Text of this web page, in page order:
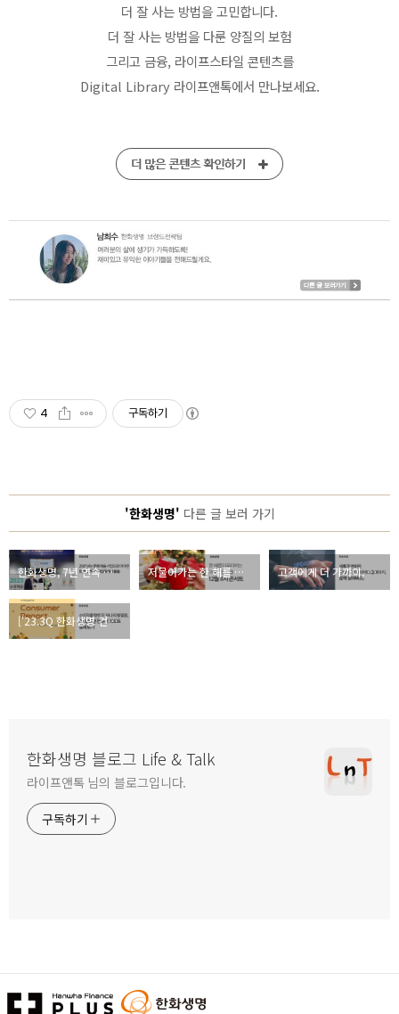
더 잘 사는 방법을 고민합니다.
더 잘 사는 방법을 다룬 양질의 보험
그리고 금융, 라이프스타일 콘텐츠를
Digital Library 라이프앤톡에서 만나보세요.
4 구독하기
'한화생명' 다른 글 보러 가기
한화생명, 7년 연속 문화예술후원우수기관 인증 획득 저물어가는 한 해를 바라보며 즐기는 12월 11시 콘서트 고객에게 더 가까이, 새롭게 태어난 한화생명 다이렉트!
['23.3Q 한화생명 컨슈머 리포트] 소비자보호·소비자중심경영 조직문화
한화생명 블로그 Life & Talk
라이프앤톡 님의 블로그입니다.
구독하기